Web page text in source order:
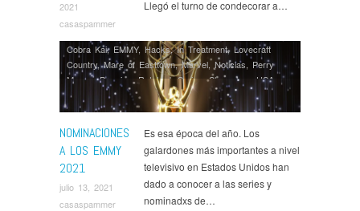
2021
casaspammer
Llegó el turno de condecorar a…
NOMINACIONES
A LOS EMMY
2021
julio 13, 2021
casaspammer
Cobra Kai, EMMY, Hacks,In Treatment, Lovecraft
Country,Mare of Easttown,Marvel,Noticias, Perry
Mason,Premios , Ratched,Series ,Shameless USA
Star Wars,Ted Lasso ,The Boys The Crown , The
Falcon and the Winter Soldier,The Flight Attendant,
Gambit,The Underground Railroad,The Undoing
Is Us ,WandaVision,Zoey's Extraordinary Playlist
Es esa época del año. Los
galardones más importantes a nivel
televisivo en Estados Unidos han
dado a conocer a las series y
nominadxs de…